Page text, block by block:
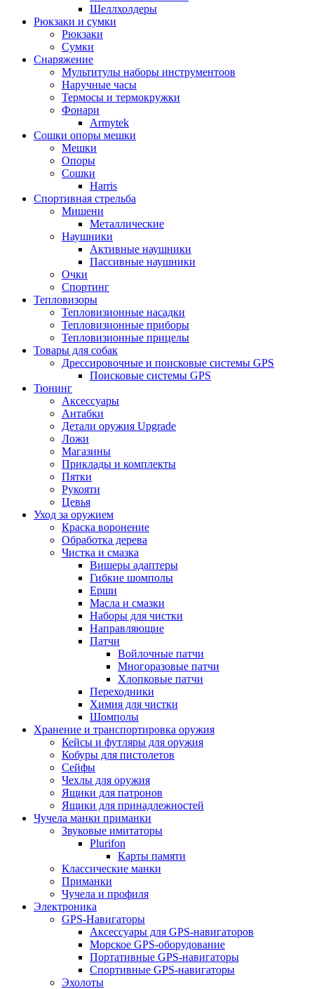
Шеллхолдеры
Рюкзаки и сумки
Рюкзаки
Сумки
Снаряжение
Мультитулы наборы инструментоов
Наручные часы
Термосы и термокружки
Фонари
Armytek
Сошки опоры мешки
Мешки
Опоры
Сошки
Harris
Спортивная стрельба
Мишени
Металлические
Наушники
Активные наушники
Пассивные наушники
Очки
Спортинг
Тепловизоры
Тепловизионные насадки
Тепловизионные приборы
Тепловизионные прицелы
Товары для собак
Дрессировочные и поисковые системы GPS
Поисковые системы GPS
Тюнинг
Аксессуары
Антабки
Детали оружия Upgrade
Ложи
Магазины
Приклады и комплекты
Пятки
Рукояти
Цевья
Уход за оружием
Краска воронение
Обработка дерева
Чистка и смазка
Вишеры адаптеры
Гибкие шомполы
Ерши
Масла и смазки
Наборы для чистки
Направляющие
Патчи
Войлочные патчи
Многоразовые патчи
Хлопковые патчи
Переходники
Химия для чистки
Шомполы
Хранение и транспортировка оружия
Кейсы и футляры для оружия
Кобуры для пистолетов
Сейфы
Чехлы для оружия
Ящики для патронов
Ящики для принадлежностей
Чучела манки приманки
Звуковые имитаторы
Plurifon
Карты памяти
Классические манки
Приманки
Чучела и профиля
Электроника
GPS-Навигаторы
Аксессуары для GPS-навигаторов
Морское GPS-оборудование
Портативные GPS-навигаторы
Спортивные GPS-навигаторы
Эхолоты